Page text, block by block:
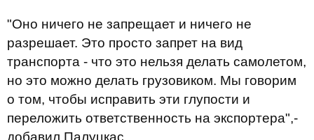
"Оно ничего не запрещает и ничего не
разрешает. Это просто запрет на вид
транспорта - что это нельзя делать самолетом,
но это можно делать грузовиком. Мы говорим
о том, чтобы исправить эти глупости и
переложить ответственность на экспортера",-
добавил Палуцкас.